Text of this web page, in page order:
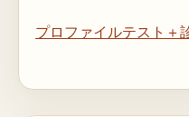
プロファイルテスト＋